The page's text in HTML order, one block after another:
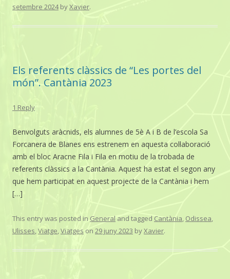
setembre 2024byXavier.
Els referents clàssics de “Les portes del
món”. Cantània 2023
1 Reply
Benvolguts aràcnids, els alumnes de 5è A i B de l’escola Sa
Forcanera de Blanes ens estrenem en aquesta col·laboració
amb el bloc Aracne Fila i Fila en motiu de la trobada de
referents clàssics a la Cantània. Aquest ha estat el segon any
que hem participat en aquest projecte de la Cantània i hem
[…]
This entry was posted in General and tagged Cantània, Odissea,
Ulisses,Viatge,Viatges on 29 juny 2023 byXavier.